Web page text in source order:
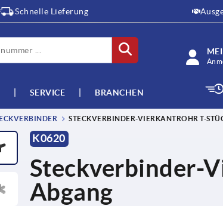
Schnelle Lieferung
SERVICE BRANCHEN
STECKVERBINDER-VIERKANTROHR T-
K0620
Steckverbinder-
Abgang